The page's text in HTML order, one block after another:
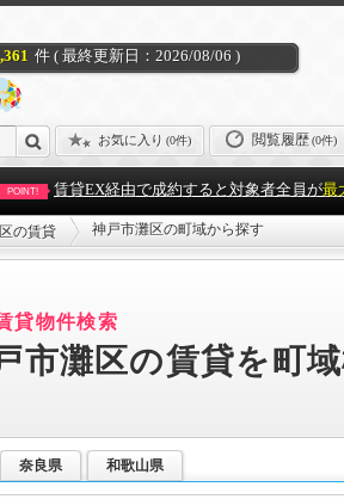
件 ( 最終更新日：2026/08/06 )
お気に入り (0件) 閲覧履歴(0件)
POINT! 賃貸EX経由で成約すると対象者全員が最
の賃貸 神戸市灘区の町域から探す
貸物件検索
市灘区の賃貸を町
奈良県 和歌山県